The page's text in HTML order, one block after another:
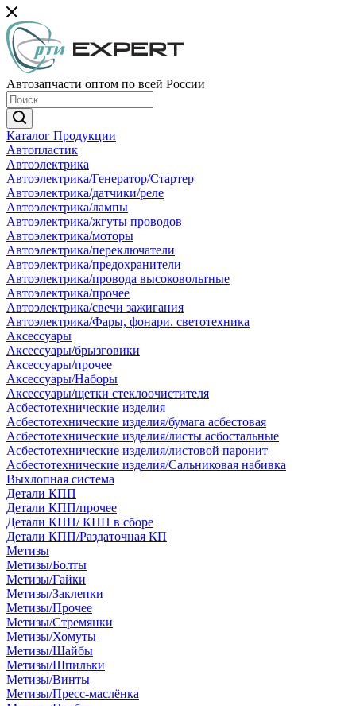
Автозапчасти оптом по всей России
Каталог Продукции
Автопластик
Автоэлектрика
Автоэлектрика/Генератор/Стартер
Автоэлектрика/датчики/реле
Автоэлектрика/лампы
Автоэлектрика/жгуты проводов
Автоэлектрика/моторы
Автоэлектрика/переключатели
Автоэлектрика/предохранители
Автоэлектрика/провода высоковольтные
Автоэлектрика/прочее
Автоэлектрика/свечи зажигания
Автоэлектрика/Фары, фонари. светотехника
Аксессуары
Аксессуары/брызговики
Аксессуары/прочее
Аксессуары/Наборы
Аксессуары/щетки стеклоочистителя
Асбестотехнические изделия
Асбестотехнические изделия/бумага асбестовая
Асбестотехнические изделия/листы асбостальные
Асбестотехнические изделия/листовой паронит
Асбестотехнические изделия/Сальниковая набивка
Выхлопная система
Детали КПП
Детали КПП/прочее
Детали КПП/ КПП в сборе
Детали КПП/Раздаточная КП
Метизы
Метизы/Болты
Метизы/Гайки
Метизы/Заклепки
Метизы/Прочее
Метизы/Стремянки
Метизы/Хомуты
Метизы/Шайбы
Метизы/Шпильки
Метизы/Винты
Метизы/Пресс-маслёнка